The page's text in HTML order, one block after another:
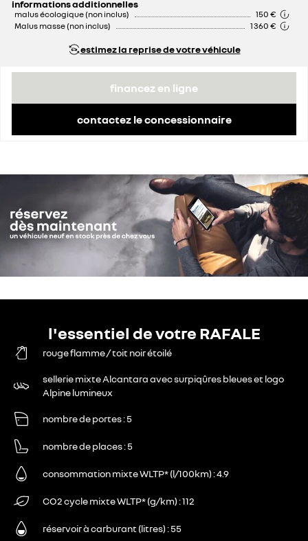
informations additionnelles
malus écologique (non inclus)
150 €
Malus masse (non inclus)
1 360 €
estimez la reprise de votre véhicule
financez en ligne
contactez le concessionnaire
l'essentiel de votre RAFALE
rouge flamme / toit noir étoilé
sellerie mixte Alcantara avec surpiqûres bleues et logo
Alpine lumineux
nombre de portes 5
nombre de places 5
consommation mixte WLTP* (l/100km) 4.9
CO2 cycle mixte WLTP* (g/km) 112
réservoir à carburant (litres) 55